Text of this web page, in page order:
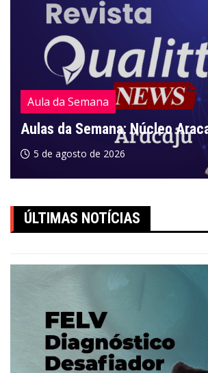
Aula da Semana
Aulas da Semana: Núcleo
5 de agosto de 2026
ÚLTIMAS NOTÍCIAS